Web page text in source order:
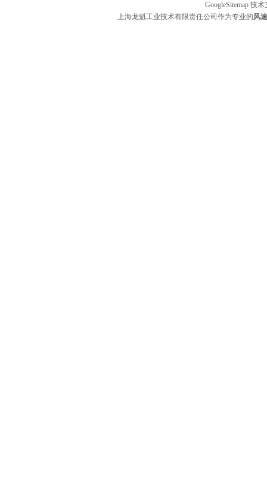
GoogleSitemap技术
上海龙魁工业技术有限责任公司作为专业的风